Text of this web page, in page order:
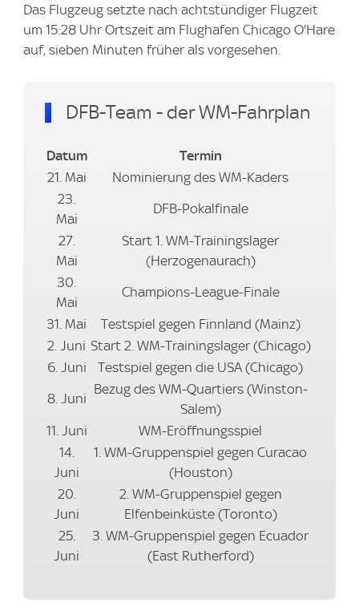
Das Flugzeug setzte nach achtstündiger Flugzeit
um 15:28 Uhr Ortszeit am Flughafen Chicago O'Hare
auf, sieben Minuten früher als vorgesehen.
DFB-Team - der WM-Fahrplan
Datum
Termin
21. Mai
Nominierung des WM-Kaders
23.
Mai
DFB-Pokalfinale
27.
Mai
Start 1. WM-Trainingslager
(Herzogenaurach)
30.
Mai
Champions-League-Finale
31. Mai
Testspiel gegen Finnland (Mainz)
2. Juni Start 2. WM-Trainingslager (Chicago)
6. Juni
Testspiel gegen die USA (Chicago)
8. Juni
Bezug des WM-Quartiers (Winston-
Salem)
11. Juni
WM-Eröffnungsspiel
14.
Juni
1. WM-Gruppenspiel gegen Curacao
(Houston)
20.
Juni
2. WM-Gruppenspiel gegen
Elfenbeinküste (Toronto)
25.
Juni
3. WM-Gruppenspiel gegen Ecuador
(East Rutherford)